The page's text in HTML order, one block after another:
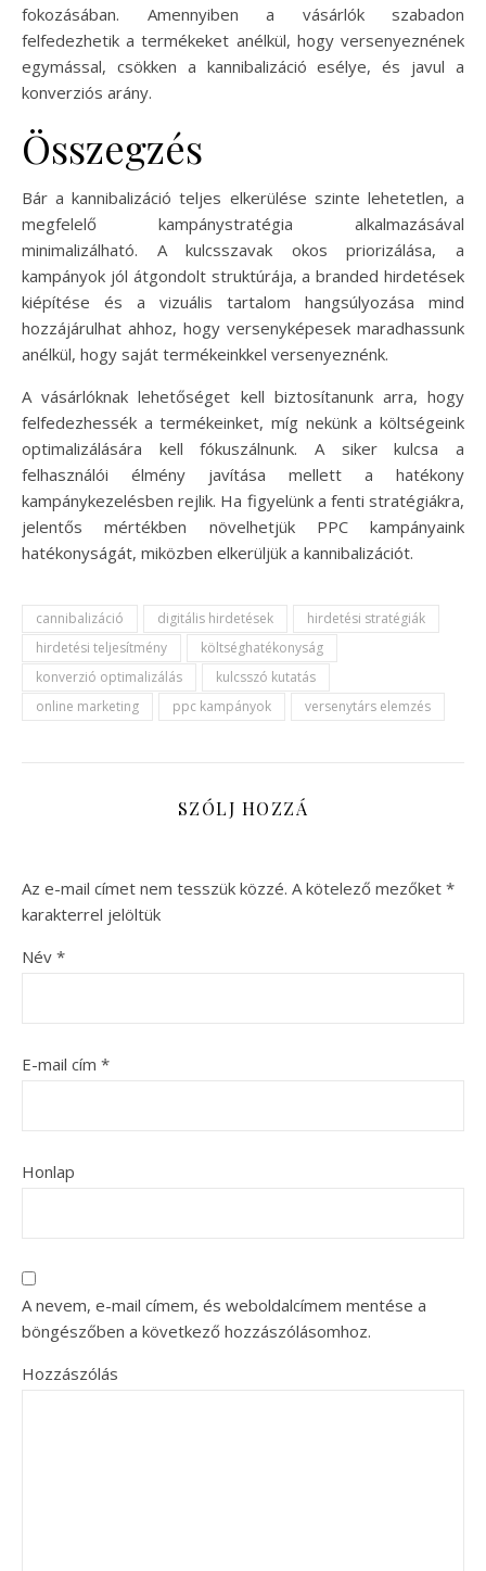
fokozásában. Amennyiben a vásárlók szabadon
felfedezhetik a termékeket anélkül, hogy versenyeznének
egymással, csökken a kannibalizáció esélye, és javul a
konverziós arány.
Összegzés
Bár a kannibalizáció teljes elkerülése szinte lehetetlen, a
megfelelő kampánystratégia alkalmazásával
minimalizálható. A kulcsszavak okos priorizálása, a
kampányok jól átgondolt struktúrája, a branded hirdetések
kiépítése és a vizuális tartalom hangsúlyozása mind
hozzájárulhat ahhoz, hogy versenyképesek maradhassunk
anélkül, hogy saját termékeinkkel versenyeznénk.
A vásárlóknak lehetőséget kell biztosítanunk arra, hogy
felfedezhessék a termékeinket, míg nekünk a költségeink
optimalizálására kell fókuszálnunk. A siker kulcsa a
felhasználói élmény javítása mellett a hatékony
kampánykezelésben rejlik. Ha figyelünk a fenti stratégiákra,
jelentős mértékben növelhetjük PPC kampányaink
hatékonyságát, miközben elkerüljük a kannibalizációt.
cannibalizáció digitális hirdetések
hirdetési stratégiák
hirdetési teljesítmény
költséghatékonyság
konverzió optimalizálás
kulcsszó kutatás
online marketing
ppc kampányok versenytárs elemzés
SZÓLJ HOZZÁ
Az e-mail címet nem tesszük közzé. A kötelező mezőket *
karakterrel jelöltük
Név *
E-mail cím *
Honlap
A nevem, e-mail címem, és weboldalcímem mentése a
böngészőben a következő hozzászólásomhoz.
Hozzászólás